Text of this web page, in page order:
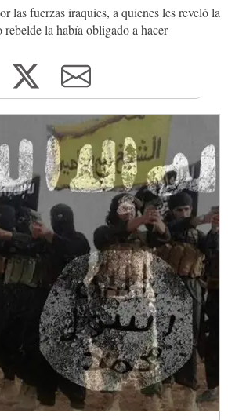
las fuerzas iraquíes, a quienes les reveló la
rebelde la había obligado a hacer